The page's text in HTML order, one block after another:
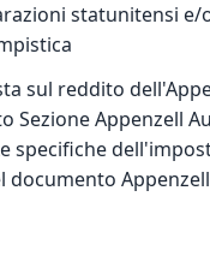
statunitensi
sul reddito
Sezione Appenzell
specifiche
documento